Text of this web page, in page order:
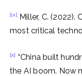
[ix] Miller, C. (2022).
most critical
[x] “China built
the AI boom. Now